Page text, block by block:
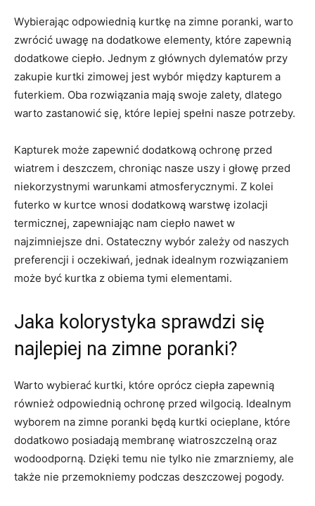
Wybierając odpowiednią kurtkę na zimne poranki, warto
zwrócić uwagę na dodatkowe elementy, które zapewnią
dodatkowe ciepło. Jednym z głównych dylematów przy
zakupie kurtki zimowej jest wybór między kapturem a
futerkiem. Oba rozwiązania mają swoje zalety, dlatego
warto zastanowić się, które lepiej spełni nasze potrzeby.
Kapturek może zapewnić dodatkową ochronę przed
wiatrem i deszczem, chroniąc nasze uszy i głowę przed
niekorzystnymi warunkami atmosferycznymi. Z kolei
futerko w kurtce wnosi dodatkową warstwę izolacji
termicznej, zapewniając nam ciepło nawet w
najzimniejsze dni. Ostateczny wybór zależy od naszych
preferencji i oczekiwań, jednak idealnym rozwiązaniem
może być kurtka z obiema tymi elementami.
Jaka kolorystyka sprawdzi się
najlepiej na zimne poranki?
Warto wybierać kurtki, które oprócz ciepła zapewnią
również odpowiednią ochronę przed wilgocią. Idealnym
wyborem na zimne poranki będą kurtki ocieplane, które
dodatkowo posiadają membranę wiatroszczelną oraz
wodoodporną. Dzięki temu nie tylko nie zmarzniemy, ale
także nie przemokniemy podczas deszczowej pogody.